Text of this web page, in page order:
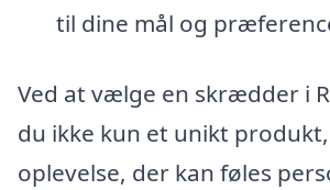
til dine mål og
Ved at vælge en skrædder i
du ikke kun et unikt
oplevelse, der kan føles